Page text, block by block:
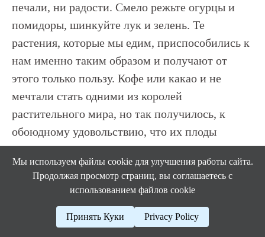
печали, ни радости. Смело режьте огурцы и
помидоры, шинкуйте лук и зелень. Те
растения, которые мы едим, приспособились к
нам именно таким образом и получают от
этого только пользу. Кофе или какао и не
мечтали стать одними из королей
растительного мира, но так получилось, к
обоюдному удовольствию, что их плоды
пришлись нам по душе.
Когда вы в следующий раз будете рядом с
растением, коснитесь его листочка и будьте
уверены — оно вас «увидело», почувствовало и
Мы используем файлы cookie для улучшения работы сайта.
Продолжая просмотр страниц, вы соглашаетесь с
использованием файлов cookie
Принять Куки Privacy Policy